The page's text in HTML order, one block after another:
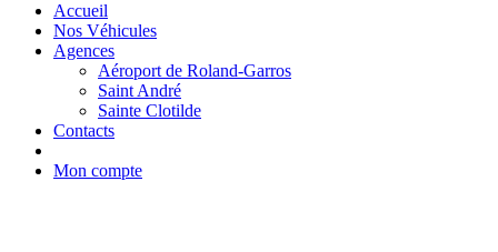
Accueil
Nos Véhicules
Agences
Aéroport de Roland-Garros
Saint André
Sainte Clotilde
Contacts
Mon compte